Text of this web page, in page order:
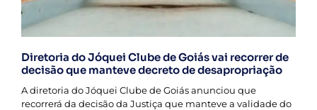
Diretoria do Jóquei Clube de Goiás vai recorrer de
decisão que manteve decreto de desapropriação
A diretoria do Jóquei Clube de Goiás anunciou que
recorrerá da decisão da Justiça que manteve a validade do